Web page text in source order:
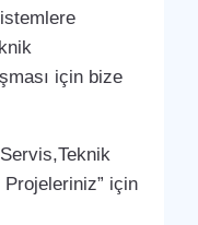
için bize
Projeleriniz” için